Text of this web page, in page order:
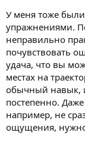
опытом. Спасибо
У меня тоже
упражнениями.
неправильно
почувствовать
удача, что вы
местах на
обычный навык,
постепенно.
например, не
ощущения,